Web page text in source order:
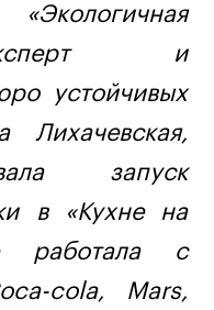
«Экологичная
и
устойчивых
Лихачевская,
запуск
в «Кухне на
работала с
cola, Mars,